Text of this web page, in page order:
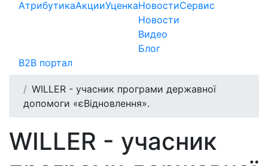
АтрибутикаАкцииУценкаНовости
Новости
Видео
Блог
Сервис
B2B портал
WILLER - учасник програми державної
допомоги «єВідновлення».
WILLER - учасник